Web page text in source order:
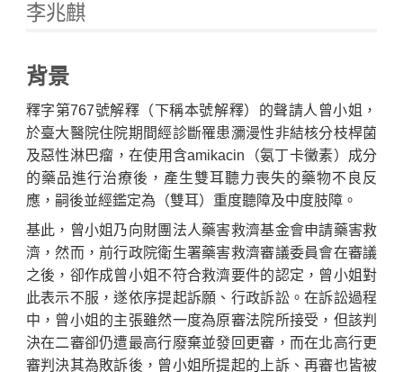
Home
李兆麒
背景
釋字第767號解釋（下稱本號解釋）的聲請人曾小姐，
於臺大醫院住院期間經診斷罹患瀰漫性非結核分枝桿菌
及惡性淋巴瘤，在使用含amikacin（氨丁卡黴素）成分
的藥品進行治療後，產生雙耳聽力喪失的藥物不良反
應，嗣後並經鑑定為（雙耳）重度聽障及中度肢障。
基此，曾小姐乃向財團法人藥害救濟基金會申請藥害救
濟，然而，前行政院衛生署藥害救濟審議委員會在審議
之後，卻作成曾小姐不符合救濟要件的認定，曾小姐對
此表示不服，遂依序提起訴願、行政訴訟。在訴訟過程
中，曾小姐的主張雖然一度為原審法院所接受，但該判
決在二審卻仍遭最高行廢棄並發回更審，而在北高行更
審判決其為敗訴後，曾小姐所提起的上訴、再審也皆被